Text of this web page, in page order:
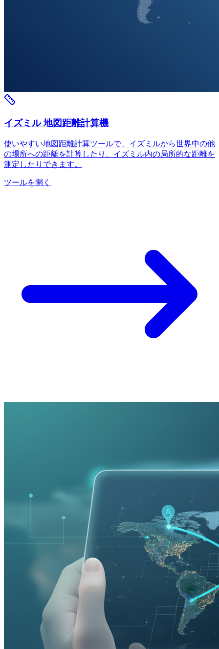
イズミル 地図距離計算機
使いやすい地図距離計算ツールで、イズミルから世界中の他
の場所への距離を計算したり、イズミル内の局所的な距離を
測定したりできます。
ツールを開く